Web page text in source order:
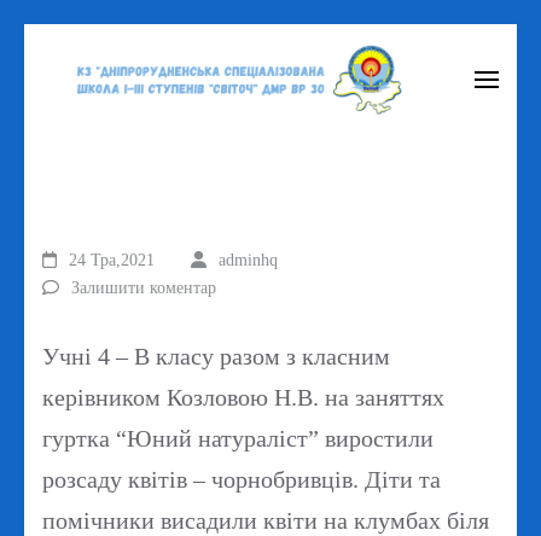
24 Тра,2021
adminhq
Залишити коментар
Учні 4 – В класу разом з класним
керівником Козловою Н.В. на заняттях
гуртка “Юний натураліст” виростили
розсаду квітів – чорнобривців. Діти та
помічники висадили квіти на клумбах біля